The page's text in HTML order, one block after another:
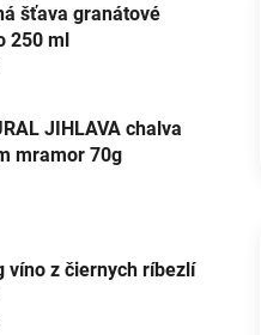
šťava granátové
250 ml
JIHLAVA chalva
mramor 70g
víno z čiernych ríbezlí